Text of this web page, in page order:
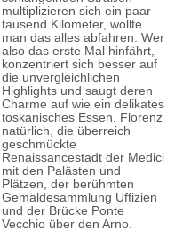
multiplizieren sich ein paar
tausend Kilometer, wollte
man das alles abfahren. Wer
also das erste Mal hinfährt,
konzentriert sich besser auf
die unvergleichlichen
Highlights und saugt deren
Charme auf wie ein delikates
toskanisches Essen. Florenz
natürlich, die überreich
geschmückte
Renaissancestadt der Medici
mit den Palästen und
Plätzen, der berühmten
Gemäldesammlung Uffizien
und der Brücke Ponte
Vecchio über den Arno.